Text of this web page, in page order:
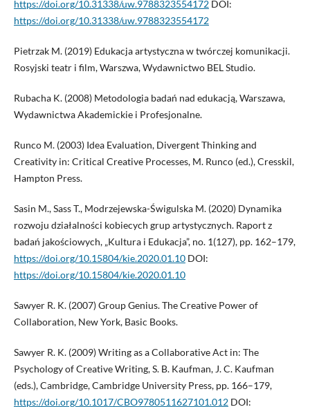
https://doi.org/10.31338/uw.9788323554172DOI:
https://doi.org/10.31338/uw.9788323554172
Pietrzak M. (2019) Edukacja artystyczna w twórczej komunikacji.
Rosyjski teatr i film, Warszwa, Wydawnictwo BEL Studio.
Rubacha K. (2008) Metodologia badań nad edukacją, Warszawa,
Wydawnictwa Akademickie i Profesjonalne.
Runco M. (2003) Idea Evaluation, Divergent Thinking and
Creativity in: Critical Creative Processes, M. Runco (ed.), Cresskil,
Hampton Press.
Sasin M., Sass T., Modrzejewska-Świgulska M. (2020) Dynamika
rozwoju działalności kobiecych grup artystycznych. Raport z
badań jakościowych, „Kultura i Edukacja”, no. 1(127), pp. 162–179,
https://doi.org/10.15804/kie.2020.01.10DOI:
https://doi.org/10.15804/kie.2020.01.10
Sawyer R. K. (2007) Group Genius. The Creative Power of
Collaboration, New York, Basic Books.
Sawyer R. K. (2009) Writing as a Collaborative Act in: The
Psychology of Creative Writing, S. B. Kaufman, J. C. Kaufman
(eds.), Cambridge, Cambridge University Press, pp. 166–179,
https://doi.org/10.1017/CBO9780511627101.012DOI: